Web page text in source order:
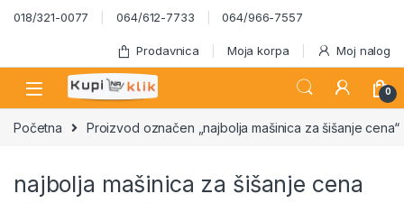
Skip to navigation
Skip to content
018/321-0077 064/612-7733 064/966-7557
Prodavnica Moja korpa Moj nalog
0
Početna Proizvod označen „najbolja mašinica za šišanje cena“
najbolja mašinica za šišanje cena